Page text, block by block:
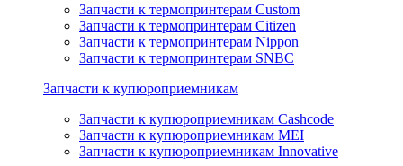
Запчасти к термопринтерам Custom
Запчасти к термопринтерам Citizen
Запчасти к термопринтерам Nippon
Запчасти к термопринтерам SNBC
Запчасти к купюроприемникам
Запчасти к купюроприемникам Cashcode
Запчасти к купюроприемникам MEI
Запчасти к купюроприемникам Innovative